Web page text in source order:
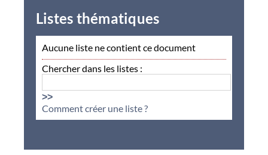
Listes thématiques
Aucune liste ne contient ce document
Chercher dans les listes :
>>
Comment créer une liste ?